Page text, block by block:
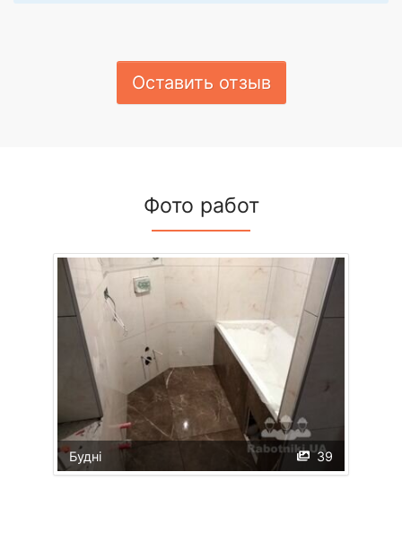
Оставить отзыв
Фото работ
39
Будні